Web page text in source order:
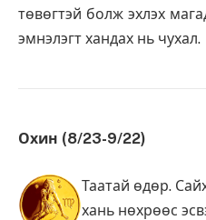
төвөгтэй болж эхлэх
эмнэлэгт хандах нь чухал.
Охин (8/23-9/22)
Таатай өдөр.
хань нөхрөөс